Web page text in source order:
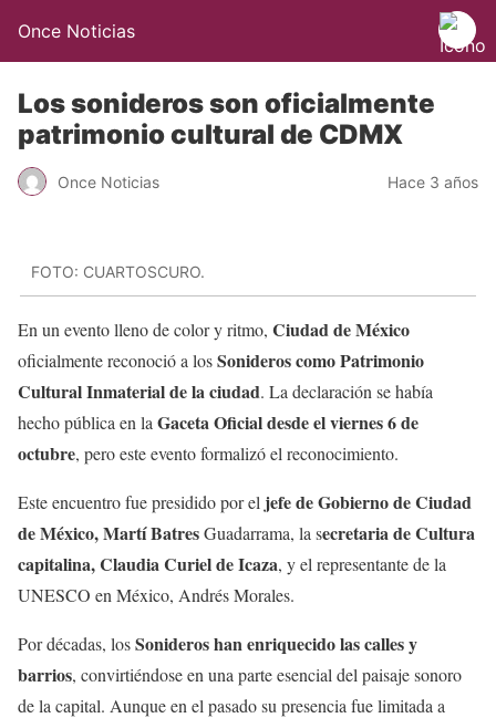
Once Noticias
Los sonideros son oficialmente
patrimonio cultural de CDMX
Once Noticias Hace 3 años
FOTO: CUARTOSCURO.
En un evento lleno de color y ritmo, Ciudad de México
oficialmente reconoció a losSonideros como Patrimonio
Cultural Inmaterial de la ciudad. La declaración se había
hecho pública en la Gaceta Oficial desde el viernes 6 de
octubre, pero este evento formalizó el reconocimiento.
Este encuentro fue presidido por el jefe de Gobierno de Ciudad
de México, Martí BatresGuadarrama, la secretaria de Cultura
capitalina, Claudia Curiel de Icaza, y el representante de la
UNESCO en México, Andrés Morales.
Por décadas, losSonideros han enriquecido las calles y
barrios, convirtiéndose en una parte esencial del paisaje sonoro
de la capital. Aunque en el pasado su presencia fue limitada a